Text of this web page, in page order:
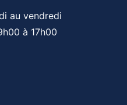
au vendredi
à 17h00